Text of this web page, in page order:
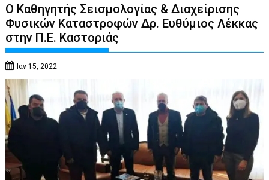
Ο Καθηγητής Σεισμολογίας & Διαχείρισης
Φυσικών Καταστροφών Δρ. Ευθύμιος Λέκκας
στην Π.Ε. Καστοριάς
Ιαν 15, 2022